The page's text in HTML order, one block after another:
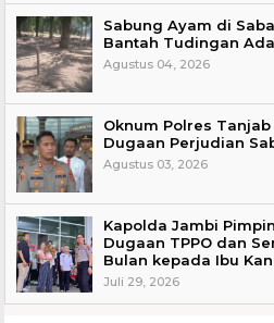
Sabung Ayam di
Bantah Tudingan
Agustus 04, 2026
Oknum Polres
Dugaan Perjudian
Agustus 03, 2026
Kapolda Jambi
Dugaan TPPO dan
Bulan kepada Ibu
Juli 29, 2026